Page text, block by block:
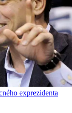
exprezidenta